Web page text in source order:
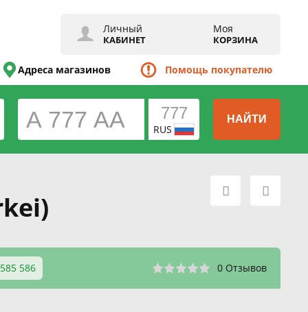
Личный
КАБИНЕТ
Моя
КОРЗИНА
Адреса магазинов Помощь покупателю
RUS
НАЙТИ
586 0 Отзывов